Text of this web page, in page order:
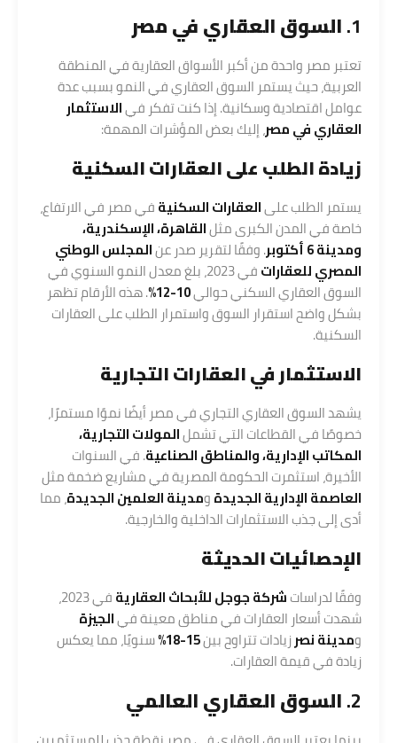
1. السوق العقاري في مصر
تعتبر مصر واحدة من أكبر الأسواق العقارية في المنطقة
العربية، حيث يستمر السوق العقاري في النمو بسبب عدة
عوامل اقتصادية وسكانية. إذا كنت تفكر فيالاستثمار
العقاري في مصر، إليك بعض المؤشرات المهمة:
زيادة الطلب علىالعقارات السكنية
يستمر الطلب علىالعقارات السكنيةفي مصر في الارتفاع،
خاصة في المدن الكبرى مثلالقاهرة، الإسكندرية،
ومدينة 6 أكتوبر
. وفقًا لتقرير صدر عنالمجلس الوطني
المصري للعقارات
في 2023، بلغ معدل النمو السنوي في
السوق العقاري السكني حوالي10-12%
. هذه الأرقام تظهر
بشكل واضح استقرار السوق واستمرار الطلب على العقارات
السكنية.
الاستثمار في العقارات التجارية
يشهد السوق العقاري التجاري في مصر أيضًا نموًا مستمرًا،
خصوصًا في القطاعات التي تشملالمولات التجارية،
المكاتب الإدارية، والمناطق الصناعية. في السنوات
الأخيرة، استثمرت الحكومة المصرية في مشاريع ضخمة مثل
العاصمة الإدارية الجديدةومدينة العلمين الجديدة، مما
أدى إلى جذب الاستثمارات الداخلية والخارجية.
الإحصائيات الحديثة
وفقًا لدراساتشركة جوجل للأبحاث العقارية
في 2023،
شهدت أسعار العقارات في مناطق معينة فيالجيزة
ومدينة نصرزيادات تتراوح بين15-18%
سنويًا، مما يعكس
زيادة في قيمة العقارات.
2. السوق العقاري العالمي